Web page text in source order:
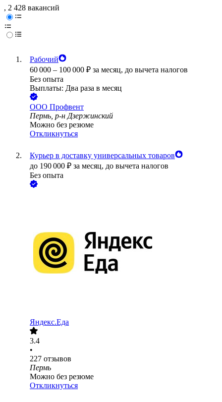
, 2 428 вакансий
Рабочий
60 000 – 100 000 ₽ за месяц, до вычета налогов
Без опыта
Выплаты: Два раза в месяц
ООО Профвент
Пермь, р-н Дзержинский
Можно без резюме
Откликнуться
Курьер в доставку универсальных товаров
до 190 000 ₽ за месяц, до вычета налогов
Без опыта
Яндекс.Еда
3.4
•
227 отзывов
Пермь
Можно без резюме
Откликнуться